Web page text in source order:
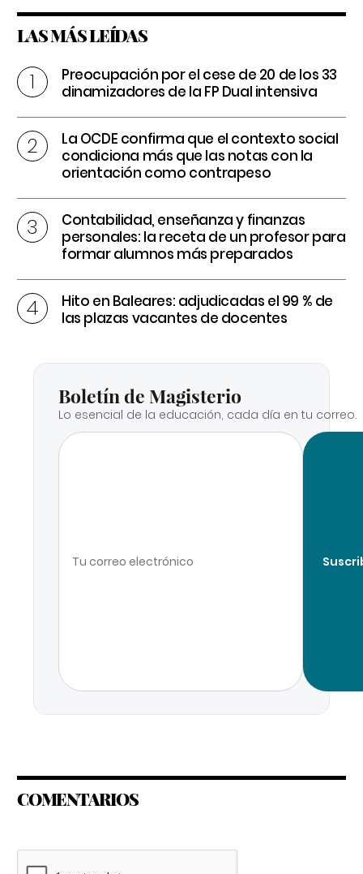
LAS MÁS LEÍDAS
Preocupación por el cese de 20 de los 33
dinamizadores de la FP Dual intensiva
La OCDE confirma que el contexto social
condiciona más que las notas con la
orientación como contrapeso
Contabilidad, enseñanza y finanzas
personales: la receta de un profesor para
formar alumnos más preparados
Hito en Baleares: adjudicadas el 99 % de
las plazas vacantes de docentes
Boletín de Magisterio
Lo esencial de la educación, cada día en tu correo.
COMENTARIOS